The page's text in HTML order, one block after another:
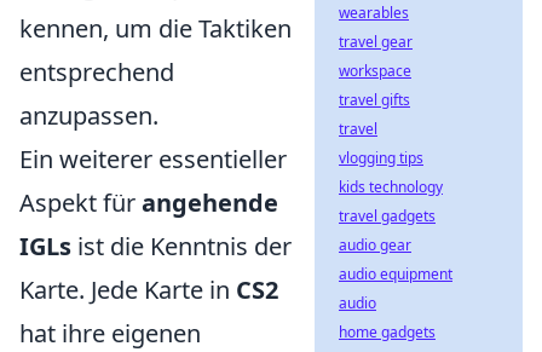
kennen, um die Taktiken
entsprechend
anzupassen.
Ein weiterer essentieller
Aspekt fürangehende
IGLs ist die Kenntnis der
Karte. Jede Karte in CS2
hat ihre eigenen
wearables
travel gear
workspace
travel gifts
travel
vlogging tips
kids technology
travel gadgets
audio gear
audio equipment
audio
home gadgets